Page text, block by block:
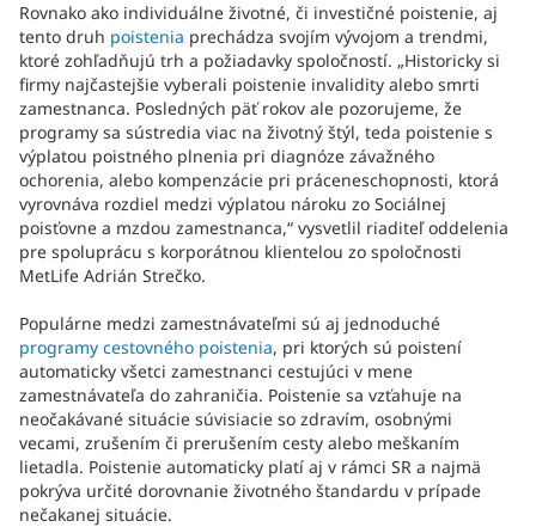
Rovnako ako individuálne životné, či investičné poistenie, aj
tento druh poistenia prechádza svojím vývojom a trendmi,
ktoré zohľadňujú trh a požiadavky spoločností. „Historicky si
firmy najčastejšie vyberali poistenie invalidity alebo smrti
zamestnanca. Posledných päť rokov ale pozorujeme, že
programy sa sústredia viac na životný štýl, teda poistenie s
výplatou poistného plnenia pri diagnóze závažného
ochorenia, alebo kompenzácie pri práceneschopnosti, ktorá
vyrovnáva rozdiel medzi výplatou nároku zo Sociálnej
poisťovne a mzdou zamestnanca,“ vysvetlil riaditeľ oddelenia
pre spoluprácu s korporátnou klientelou zo spoločnosti
MetLife Adrián Strečko.
Populárne medzi zamestnávateľmi sú aj jednoduché
programy cestovného poistenia, pri ktorých sú poistení
automaticky všetci zamestnanci cestujúci v mene
zamestnávateľa do zahraničia. Poistenie sa vzťahuje na
neočakávané situácie súvisiacie so zdravím, osobnými
vecami, zrušením či prerušením cesty alebo meškaním
lietadla. Poistenie automaticky platí aj v rámci SR a najmä
pokrýva určité dorovnanie životného štandardu v prípade
nečakanej situácie.